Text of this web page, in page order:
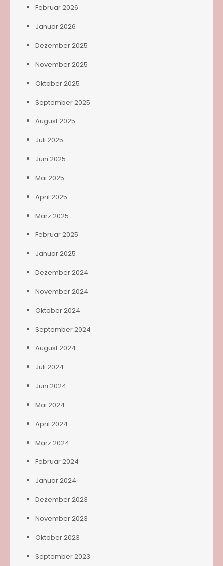
Februar 2026
Januar 2026
Dezember 2025
November 2025
Oktober 2025
September 2025
August 2025
Juli 2025
Juni 2025
Mai 2025
April 2025
März 2025
Februar 2025
Januar 2025
Dezember 2024
November 2024
Oktober 2024
September 2024
August 2024
Juli 2024
Juni 2024
Mai 2024
April 2024
März 2024
Februar 2024
Januar 2024
Dezember 2023
November 2023
Oktober 2023
September 2023